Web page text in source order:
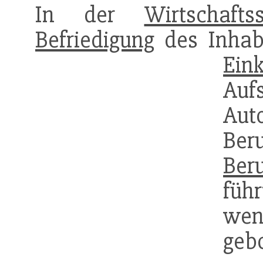
In der
Befriedigung des